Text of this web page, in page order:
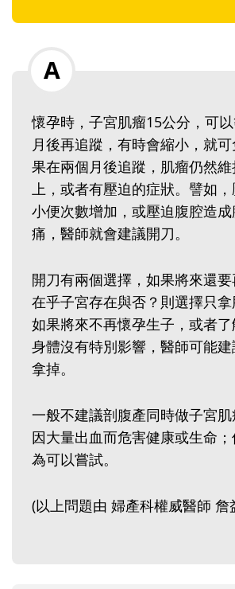
懷孕時，子宮肌瘤15公分，可
月後再追蹤，有時會縮小，就
果在兩個月後追蹤，肌瘤仍然
上，或者有壓迫的症狀。譬如
小便次數增加，或壓迫腹腔造
痛，醫師就會建議開刀。
開刀有兩個選擇，如果將來還
在乎子宮存在與否？則選擇只拿
如果將來不再懷孕生子，或者
身體沒有特別影響，醫師可能
拿掉。
一般不建議剖腹產同時做子宮
因大量出血而危害健康或生命
為可以嘗試。
(以上問題由 婦產科權威醫師 詹